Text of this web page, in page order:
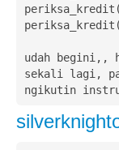
udah begini,,
sekali lagi,
ngikutin